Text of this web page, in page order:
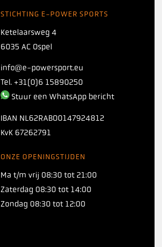
STICHTING E-POWER SPORTS
Ketelaarsweg 4
6035 AC Ospel
info@e-powersport.eu
Tel. +31(0)6 15890250
Stuur een WhatsApp bericht
IBAN NL62RABO0147924812
KvK67262791
ONZE OPENINGSTIJDEN
Ma t/m vrij 08:30 tot 21:00
Zaterdag 08:30 tot 14:00
Zondag 08:30 tot 12:00